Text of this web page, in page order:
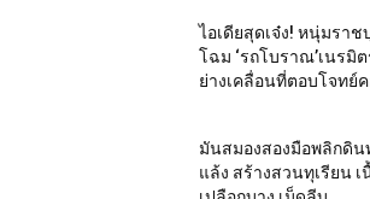
ไอเดียสุดเจ๋ง! หนุ่มราช
โฉม ‘รถโบราณ’เนรมิ
ย่างเคลื่อนที่ตอบโจทย์ค
มันสมองสองมือพลิกดิน
แล้ง สร้างสวนทุเรียน เ